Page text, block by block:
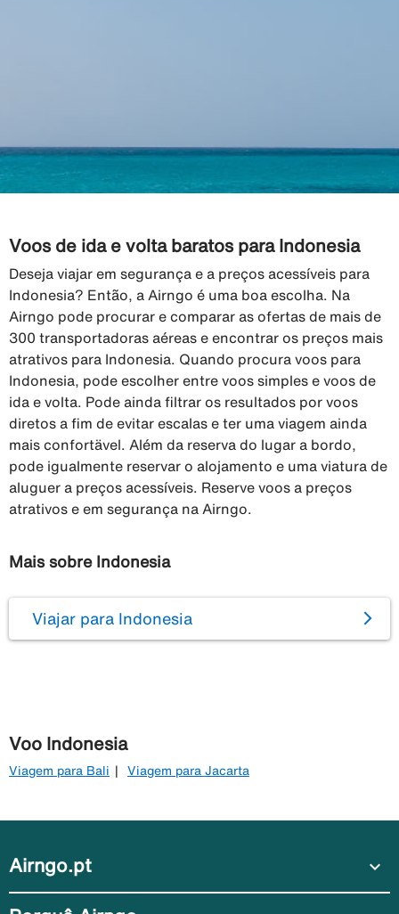
Voos de ida e volta baratos para Indonesia
Deseja viajar em segurança e a preços acessíveis para
Indonesia? Então, a Airngo é uma boa escolha. Na
Airngo pode procurar e comparar as ofertas de mais de
300 transportadoras aéreas e encontrar os preços mais
atrativos para Indonesia. Quando procura voos para
Indonesia, pode escolher entre voos simples e voos de
ida e volta. Pode ainda filtrar os resultados por voos
diretos a fim de evitar escalas e ter uma viagem ainda
mais confortävel. Além da reserva do lugar a bordo,
pode igualmente reservar o alojamento e uma viatura de
aluguer a preços acessíveis. Reserve voos a preços
atrativos e em segurança na Airngo.
Mais sobre Indonesia
Viajar para Indonesia
Voo Indonesia
Viagem para Bali Viagem para Jacarta
Airngo.pt expand_more